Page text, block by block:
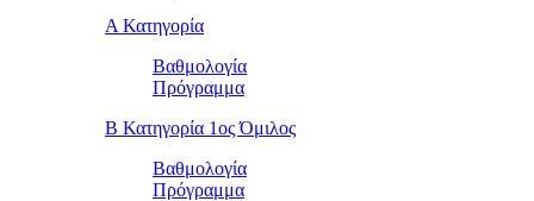
Α Κατηγορία
Βαθμολογία
Πρόγραμμα
Β Κατηγορία 1ος Όμιλος
Βαθμολογία
Πρόγραμμα